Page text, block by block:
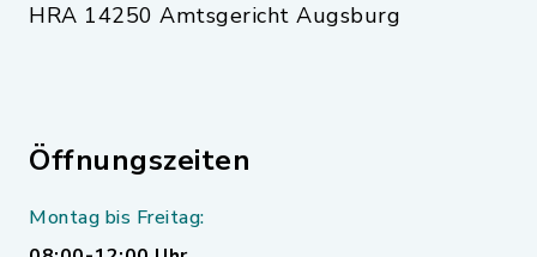
HRA 14250 Amtsgericht Augsburg
Öffnungszeiten
Montag bis Freitag: